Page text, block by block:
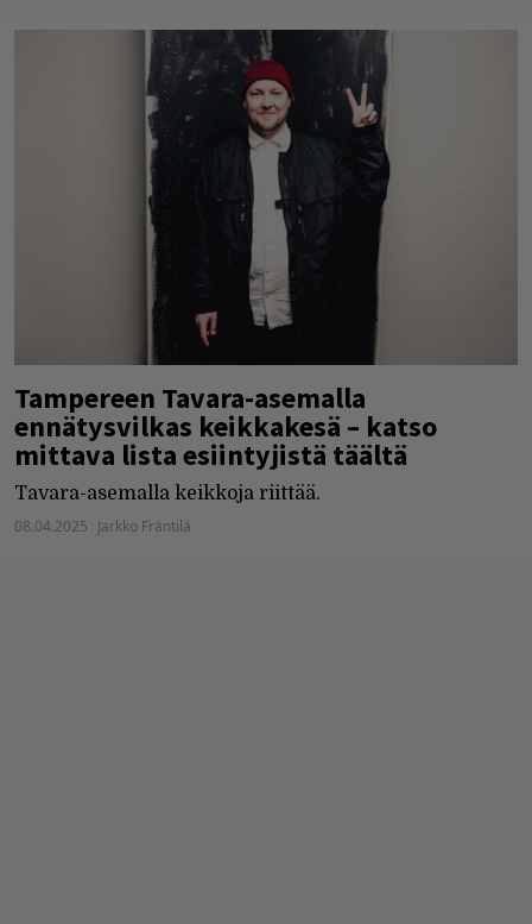
Tampereen Tavara-asemalla
ennätysvilkas keikkakesä – katso
mittava lista esiintyjistä täältä
Tavara-asemalla keikkoja riittää.
08.04.2025 Jarkko Fräntilä